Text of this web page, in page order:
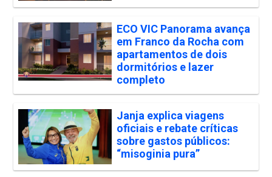
ECO VIC Panorama avança
em Franco da Rocha com
apartamentos de dois
dormitórios e lazer
completo
Janja explica viagens
oficiais e rebate críticas
sobre gastos públicos:
“misoginia pura”